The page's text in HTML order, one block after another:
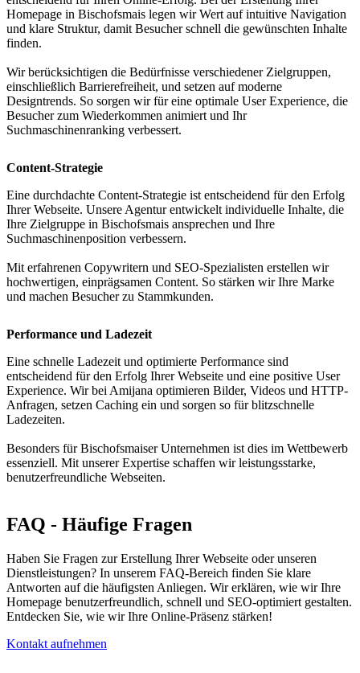
Homepage in Bischofsmais legen wir Wert auf intuitive Navigation
und klare Struktur, damit Besucher schnell die gewünschten Inhalte
finden.
Wir berücksichtigen die Bedürfnisse verschiedener Zielgruppen,
einschließlich Barrierefreiheit, und setzen auf moderne
Designtrends. So sorgen wir für eine optimale User Experience, die
Besucher zum Wiederkommen animiert und Ihr
Suchmaschinenranking verbessert.
Content-Strategie
Eine durchdachte Content-Strategie ist entscheidend für den Erfolg
Ihrer Webseite. Unsere Agentur entwickelt individuelle Inhalte, die
Ihre Zielgruppe in Bischofsmais ansprechen und Ihre
Suchmaschinenposition verbessern.
Mit erfahrenen Copywritern und SEO-Spezialisten erstellen wir
hochwertigen, einprägsamen Content. So stärken wir Ihre Marke
und machen Besucher zu Stammkunden.
Performance und Ladezeit
Eine schnelle Ladezeit und optimierte Performance sind
entscheidend für den Erfolg Ihrer Webseite und eine positive User
Experience. Wir bei Amijana optimieren Bilder, Videos und HTTP-
Anfragen, setzen Caching ein und sorgen so für blitzschnelle
Ladezeiten.
Besonders für Bischofsmaiser Unternehmen ist dies im Wettbewerb
essenziell. Mit unserer Expertise schaffen wir leistungsstarke,
benutzerfreundliche Webseiten.
FAQ - Häufige Fragen
Haben Sie Fragen zur Erstellung Ihrer Webseite oder unseren
Dienstleistungen? In unserem FAQ-Bereich finden Sie klare
Antworten auf die häufigsten Anliegen. Wir erklären, wie wir Ihre
Homepage benutzerfreundlich, schnell und SEO-optimiert gestalten.
Entdecken Sie, wie wir Ihre Online-Präsenz stärken!
Kontakt aufnehmen